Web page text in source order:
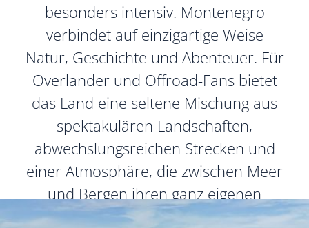
besonders intensiv. Montenegro
verbindet auf einzigartige Weise
Natur, Geschichte und Abenteuer. Für
Overlander und Offroad-Fans bietet
das Land eine seltene Mischung aus
spektakulären Landschaften,
abwechslungsreichen Strecken und
einer Atmosphäre, die zwischen Meer
und Bergen ihren ganz eigenen
Charakter entfaltet.